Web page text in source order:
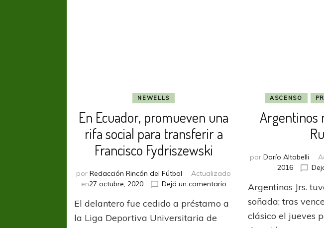
NEWELLS
En Ecuador, promueven una
rifa social para transferir a
Francisco Fydriszewski
porRedacción Rincón del Fútbol
Actualizado
en27 octubre, 2020 Dejá un comentarioen
Ecuador,
promueven
El delantero fue cedido a préstamo a
la Liga Deportiva Universitaria de
ASCENSO
Argentinos
por Darío Altobelli
2016
Argentinos Jrs.
soñada; tras
clásico el jueves